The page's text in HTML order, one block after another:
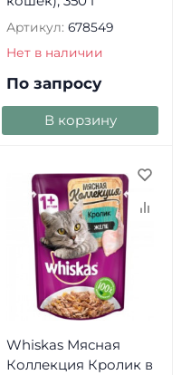
Артикул: 678549
Нет в наличии
По запросу
В корзину
Whiskas Мясная
Коллекция Кролик в